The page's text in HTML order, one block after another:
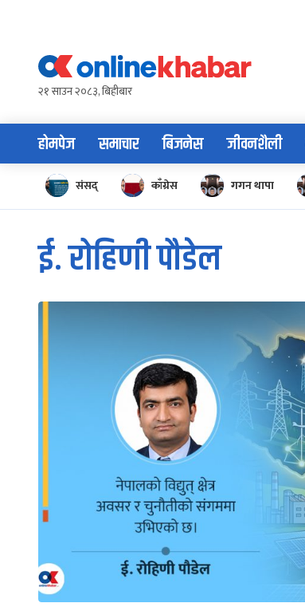
content२१ साउन २०८३, बिहीबार
होमपेज समाचार बिजनेस जीवनशैली
संसद् काँग्रेस गगन थापा
ई. रोहिणी पौडेल